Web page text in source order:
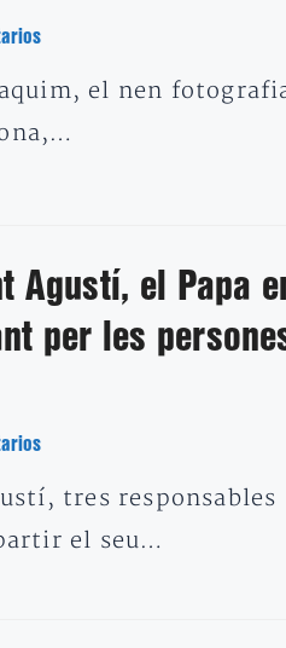
el nen
Agustí, el Papa
per les
tres responsables
el seu…